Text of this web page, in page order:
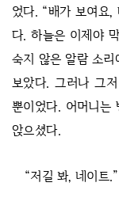
었다. “배가 보여요
다. 하늘은 이제야
숙지 않은 알람 소
보았다. 그러나 그
뿐이었다. 어머니는
앉으셨다.
“저길 봐, 네이트.”